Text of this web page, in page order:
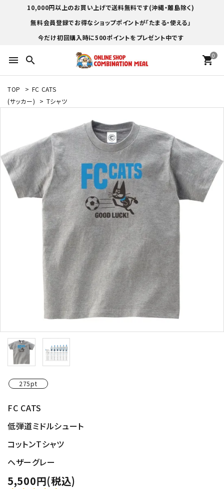
10,000円以上のお買い上げで送料無料です(沖縄・離島除く)
無料会員登録でお得なショップポイントが「たまる・使える」
今だけ初回購入時に500ポイントをプレゼント中です
menu search 0
shopping_cart
TOP > FC CATS
(サッカー)
> Tシャツ
275pt
FC CATS
低弾道ミドルシュート
コットンTシャツ
ヘザーグレー
5,500円(税込)